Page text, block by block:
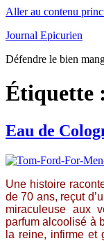
Aller au contenu
Journal Epicurien
Défendre le bien
Étiquette
Eau de
Une histoire
de 70 ans, reçut
miraculeuse aux
parfum alcoolisé à
la reine, infirme et